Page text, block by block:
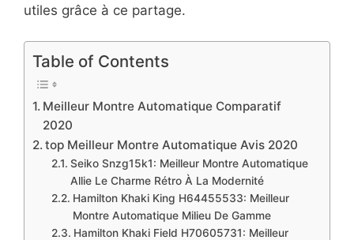
utiles grâce à ce partage.
Table of Contents
Meilleur Montre Automatique Comparatif
2020
top Meilleur Montre Automatique Avis 2020
​Seiko Snzg15k1: Meilleur Montre Automatique
Allie Le Charme Rétro À La Modernité
​Hamilton Khaki King H64455533: Meilleur
Montre Automatique Milieu De Gamme
​Hamilton Khaki Field H70605731: Meilleur